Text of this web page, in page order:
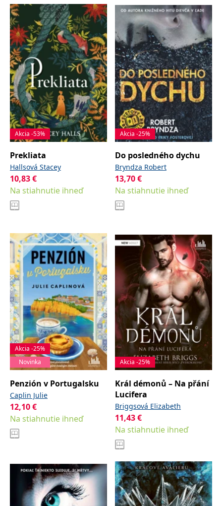
Akcia -53%
Prekliata
Hallsová Stacey
10,83€
Na stiahnutie ihneď
Akcia -25%
Do posledného dychu
Bryndza Robert
13,70€
Na stiahnutie ihneď
Akcia -25%
Novinka
Penzión v Portugalsku
Caplin Julie
12,10€
Na stiahnutie ihneď
Akcia -25%
Král démonů – Na přání
Lucifera
Briggsová Elizabeth
11,43€
Na stiahnutie ihneď